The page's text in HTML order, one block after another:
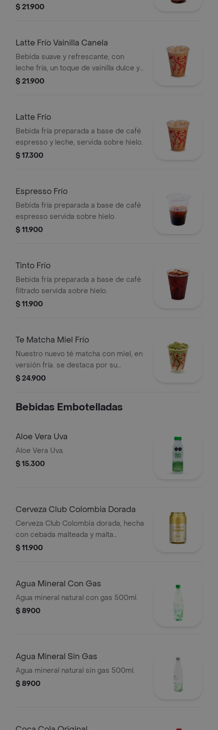
servida sobre hielo.
$ 21.900
Latte Frío Vainilla Canela
Bebida suave y refrescante, con
leche fría, un toque de vainilla dulce y
un leve sabor especiado de canela,
$ 21.900
Latte Frío
Bebida fría preparada a base de café
espresso y leche, servida sobre hielo.
$ 17.300
Espresso Frío
Bebida fría preparada a base de café
espresso servida sobre hielo.
$ 11.900
Tinto Frío
Bebida fría preparada a base de café
filtrado servida sobre hielo.
$ 11.900
Te Matcha Miel Frío
Nuestro nuevo té matcha con miel, en
versión fría. se destaca por su
refrescancia y el reconocido sabor
$ 24.900
Bebidas Embotelladas
Aloe Vera Uva
Aloe Vera Uva.
$ 15.300
Cerveza Club Colombia Dorada
Cerveza Club Colombia dorada, hecha
con cebada malteada y malta
caramelo, en presentación de lata por
$ 11.900
Agua Mineral Con Gas
Agua mineral natural con gas 500ml.
$ 8900
Agua Mineral Sin Gas
Agua mineral natural sin gas 500ml.
$ 8900